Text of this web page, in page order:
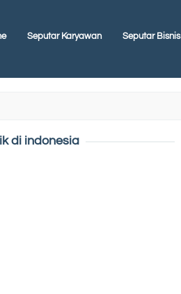
Seputar Karyawan Seputar Bisnis
di indonesia